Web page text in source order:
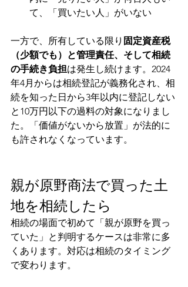
て、「買いたい人」がいない
一方で、所有している限り 固定資産税
（少額でも）と管理責任、そして相続
の手続き負担は発生し続けます。2024
年4月からは相続登記が義務化され、相
続を知った日から3年以内に登記しない
と10万円以下の過料の対象になりまし
た。「価値がないから放置」が法的に
も許されなくなっています。
親が原野商法で買った土
地を相続したら
相続の場面で初めて「親が原野を買っ
ていた」と判明するケースは非常に多
くあります。対応は相続のタイミング
で変わります。